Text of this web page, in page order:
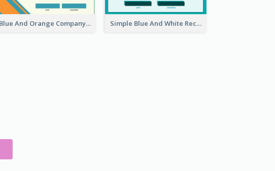
Blue And Orange Company Triangles With Badge Certificate Simple Blue And White Rectangle Certificate